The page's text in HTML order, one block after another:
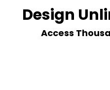
Design
Access